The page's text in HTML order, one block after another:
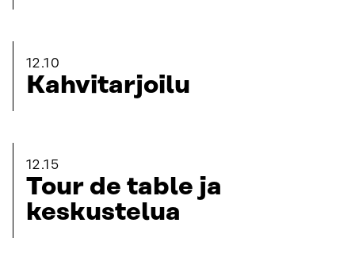
12.10
Kahvitarjoilu
12.15
Tour de table ja
keskustelua